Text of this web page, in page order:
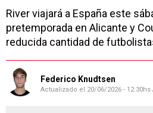
River viajará a España este
pretemporada en Alicante y
reducida cantidad de
Federico Knudtsen
Actualizado el 20/06/2026 - 12:30hs